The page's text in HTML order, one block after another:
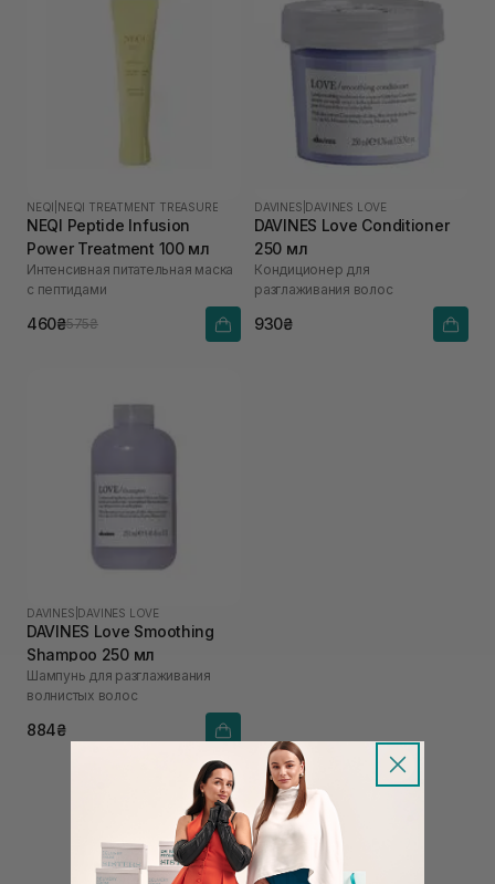
NEQI NEQI TREATMENT TREASURE
NEQI Peptide Infusion
Power Treatment 100 мл
Интенсивная питательная маска
с пептидами
460₴575₴
DAVINES DAVINES LOVE
DAVINES Love Conditioner
250 мл
Кондиционер для
разглаживания волос
930₴
DAVINES DAVINES LOVE
DAVINES Love Smoothing
Shampoo 250 мл
Шампунь для разглаживания
волнистых волос
884₴